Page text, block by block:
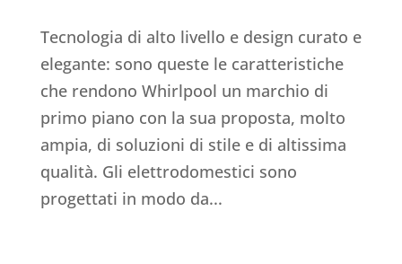
Tecnologia di alto livello e design curato e
elegante: sono queste le caratteristiche
che rendono Whirlpool un marchio di
primo piano con la sua proposta, molto
ampia, di soluzioni di stile e di altissima
qualità. Gli elettrodomestici sono
progettati in modo da...